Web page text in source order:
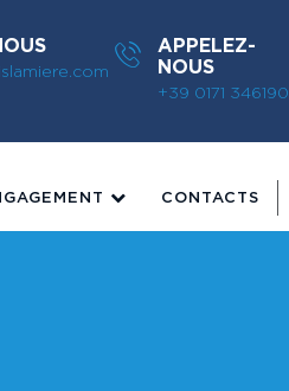
APPELEZ-
NOUS
+39 0171 346190
CONTACTS